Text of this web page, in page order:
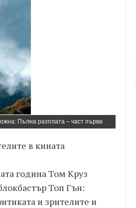
Пълна разплата – част първа
в кината
година Том Круз
Топ Гън:
и зрителите и